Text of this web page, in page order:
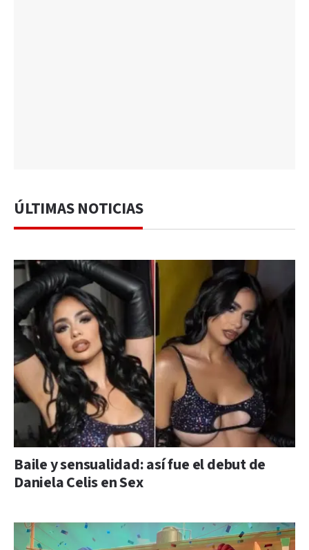
ÚLTIMAS NOTICIAS
Baile y sensualidad: así fue el debut de
Daniela Celis en Sex